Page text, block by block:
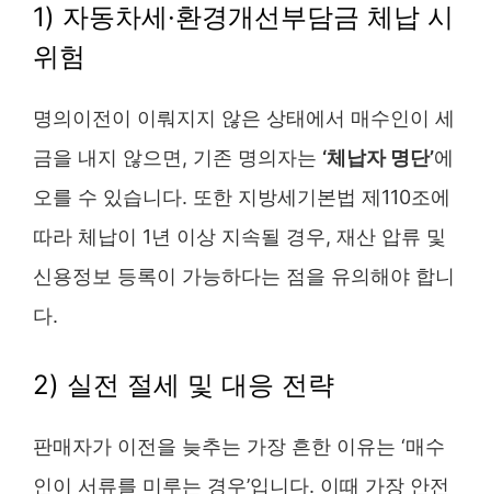
1) 자동차세·환경개선부담금 체납 시
위험
명의이전이 이뤄지지 않은 상태에서 매수인이 세
금을 내지 않으면, 기존 명의자는 ‘체납자 명단’에
오를 수 있습니다. 또한 지방세기본법 제110조에
따라 체납이 1년 이상 지속될 경우, 재산 압류 및
신용정보 등록이 가능하다는 점을 유의해야 합니
다.
2) 실전 절세 및 대응 전략
판매자가 이전을 늦추는 가장 흔한 이유는 ‘매수
인이 서류를 미루는 경우’입니다. 이때 가장 안전